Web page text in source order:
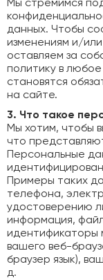
Мы стремимся
данных. Чтобы
изменениям и/
оставляем за
политику в
становятся
на сайте.
3. Что такое
Мы хотим, чтобы
что
Персональные
Примеры таких
телефона,
удостоверению
информация,
идентификаторы
вашего веб-
браузер язык),
д.